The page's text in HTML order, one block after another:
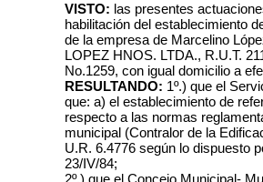
VISTO: las presentes
habilitación del establecimiento
de la empresa de Marcelino
LOPEZ HNOS. LTDA., R.U.T.
No.1259, con igual domicilio a
RESULTANDO: 1º.) que el
que: a) el establecimiento de
respecto a las normas
municipal (Contralor de la
U.R. 6.4776 según lo dispuesto
23/IV/84;
2º.) que el Concejo Municipal-